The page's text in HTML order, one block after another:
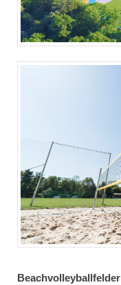
Beachvolleyballfelder